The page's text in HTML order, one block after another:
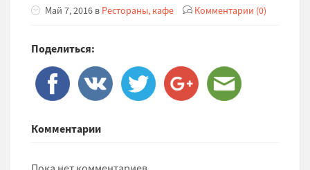
Май 7, 2016 в Рестораны, кафе Комментарии (0)
Поделиться:
Комментарии